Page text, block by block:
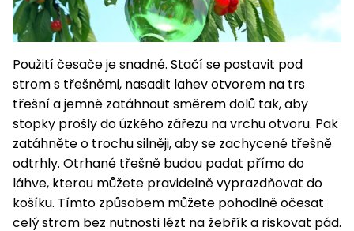
Použití česače je snadné. Stačí se postavit pod
strom s třešněmi, nasadit lahev otvorem na trs
třešní a jemně zatáhnout směrem dolů tak, aby
stopky prošly do úzkého zářezu na vrchu otvoru. Pak
zatáhněte o trochu silněji, aby se zachycené třešně
odtrhly. Otrhané třešně budou padat přímo do
láhve, kterou můžete pravidelně vyprazdňovat do
košíku. Tímto způsobem můžete pohodlně očesat
celý strom bez nutnosti lézt na žebřík a riskovat pád.